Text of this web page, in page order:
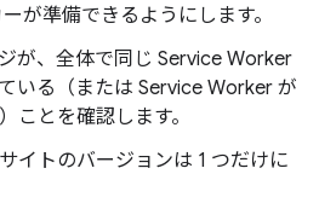
が準備できるようにします。
が、全体で同じ Service Worker
いる（または Service Worker が
ことを確認します。
イトのバージョンは 1 つだけに